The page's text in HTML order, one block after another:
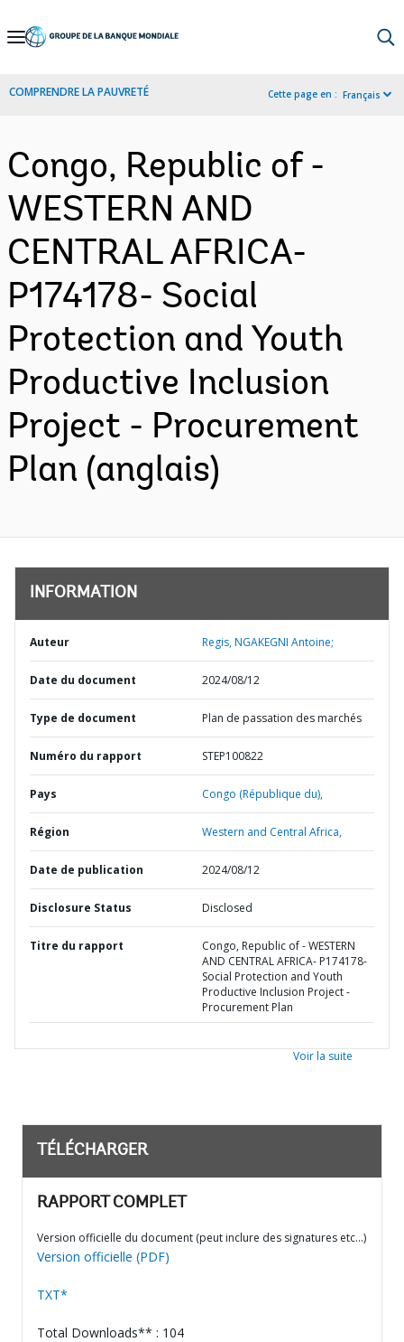
Skip
Navigation
COMPRENDRE LA PAUVRETÉ Cette page en : Français
Congo, Republic of -
WESTERN AND
CENTRAL AFRICA-
P174178- Social
Protection and Youth
Productive Inclusion
Project - Procurement
Plan (anglais)
INFORMATION
Auteur Regis, NGAKEGNI Antoine;
Date du document 2024/08/12
Type de document Plan de passation des marchés
Numéro du rapport STEP100822
Pays Congo (République du),
Région Western and Central Africa,
Date de publication 2024/08/12
Disclosure Status Disclosed
Titre du rapport
Congo, Republic of - WESTERN
AND CENTRAL AFRICA- P174178-
Social Protection and Youth
Productive Inclusion Project -
Procurement Plan
Voir la suite
TÉLÉCHARGER
RAPPORT COMPLET
Version officielle du document (peut inclure des signatures etc…)
Version officielle (PDF)
TXT*
Total Downloads** : 104